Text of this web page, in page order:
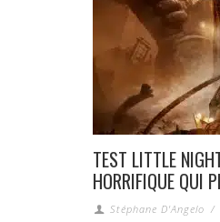
TEST LITTLE
HORRIFIQUE QUI
Stéphane D'Angelo /